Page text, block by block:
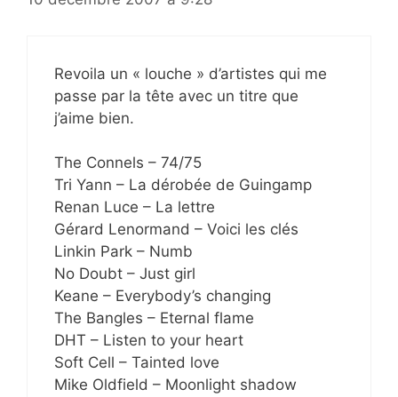
Revoila un « louche » d’artistes qui me
passe par la tête avec un titre que
j’aime bien.
The Connels – 74/75
Tri Yann – La dérobée de Guingamp
Renan Luce – La lettre
Gérard Lenormand – Voici les clés
Linkin Park – Numb
No Doubt – Just girl
Keane – Everybody’s changing
The Bangles – Eternal flame
DHT – Listen to your heart
Soft Cell – Tainted love
Mike Oldfield – Moonlight shadow